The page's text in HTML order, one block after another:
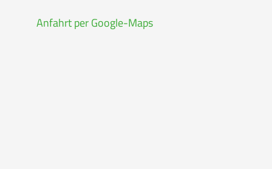
Anfahrt per Google-Maps
Ihr Wunschtermin /